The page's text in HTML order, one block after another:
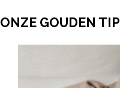
ONZE GOUDEN TIP